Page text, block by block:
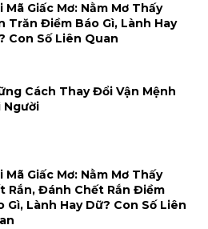
Mã Giấc Mơ: Nằm Mơ Thấy
Trăn Điềm Báo Gì, Lành Hay
Con Số Liên Quan
Cách Thay Đổi Vận Mệnh
Người
Mã Giấc Mơ: Nằm Mơ Thấy
Rắn, Đánh Chết Rắn Điềm
Gì, Lành Hay Dữ? Con Số Liên